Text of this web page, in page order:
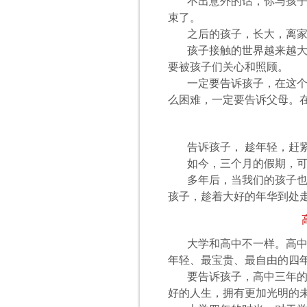
束了。
之后的孩子，长大，离
孩子接触的世界越来越
要被孩子们关心和照顾。
一定要告诉孩子，在这
么困难，一定要告诉父母。
告诉孩子， 趁年轻，赶
如今，三个月的假期，
多年后，当我们的孩子
孩子，趁着大好的年华到处
大学和高中不一样。高
年轻、最宝贵、最自由的四
要告诉孩子，高中三年
好的人生，拥有更加光明的